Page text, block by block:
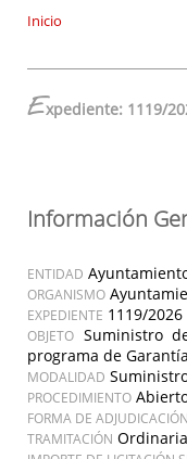
Inicio
Expediente: 1119/
Información
ENTIDAD
ORGANISMO
EXPEDIENTE 1119/
OBJETO Suministro
programa de
MODALIDAD
PROCEDIMIENTO
FORMA DE ADJUDICACIÓN
TRAMITACIÓN Ordinaria